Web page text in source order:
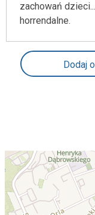
zachowań
horrendalne.
Dodaj